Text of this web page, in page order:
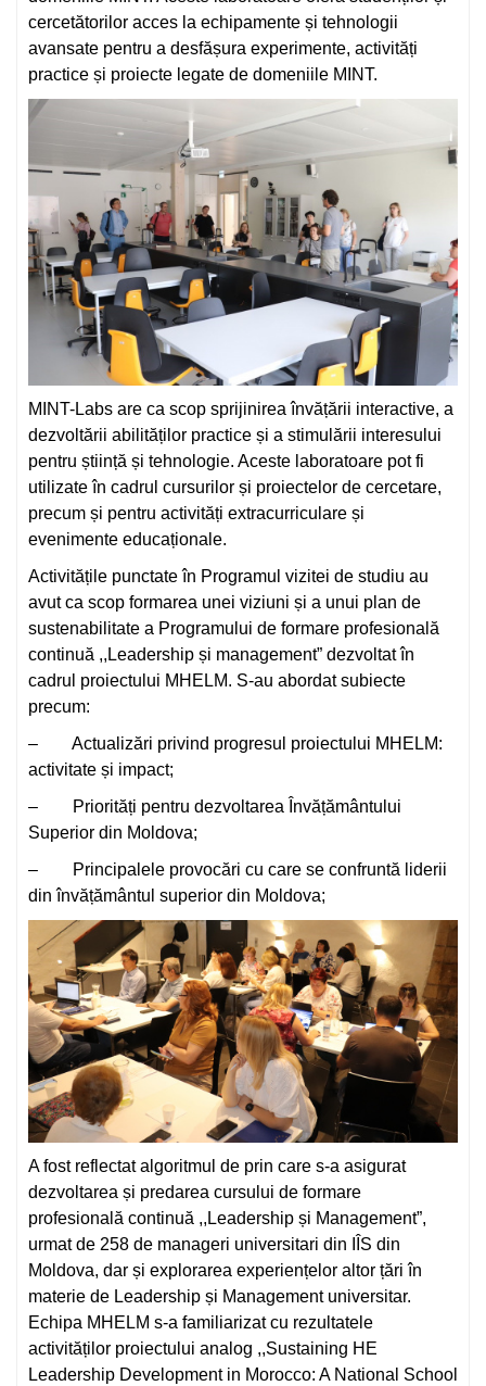
cercetătorilor acces la echipamente și tehnologii
avansate pentru a desfășura experimente, activități
practice și proiecte legate de domeniile MINT.
MINT-Labs are ca scop sprijinirea învățării interactive, a
dezvoltării abilităților practice și a stimulării interesului
pentru știință și tehnologie. Aceste laboratoare pot fi
utilizate în cadrul cursurilor și proiectelor de cercetare,
precum și pentru activități extracurriculare și
evenimente educaționale.
Activitățile punctate în Programul vizitei de studiu au
avut ca scop formarea unei viziuni și a unui plan de
sustenabilitate a Programului de formare profesională
continuă ,,Leadership și management” dezvoltat în
cadrul proiectului MHELM. S-au abordat subiecte
precum:
– Actualizări privind progresul proiectului MHELM:
activitate și impact;
– Priorități pentru dezvoltarea Învățământului
Superior din Moldova;
– Principalele provocări cu care se confruntă liderii
din învățământul superior din Moldova;
Afost reflectat algoritmul de prin care s-a asigurat
dezvoltarea și predarea cursului de formare
profesională continuă ,,Leadership și Management”,
urmat de 258 de manageri universitari din IÎS din
Moldova, dar și explorarea experiențelor altor țări în
materie de Leadership și Management universitar.
Echipa MHELM s-a familiarizat cu rezultatele
activităților proiectului analog ,,Sustaining HE
Leadership Development in Morocco: A National School